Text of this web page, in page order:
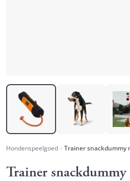
Hondenspeelgoed Trainer snackdummy
Trainer